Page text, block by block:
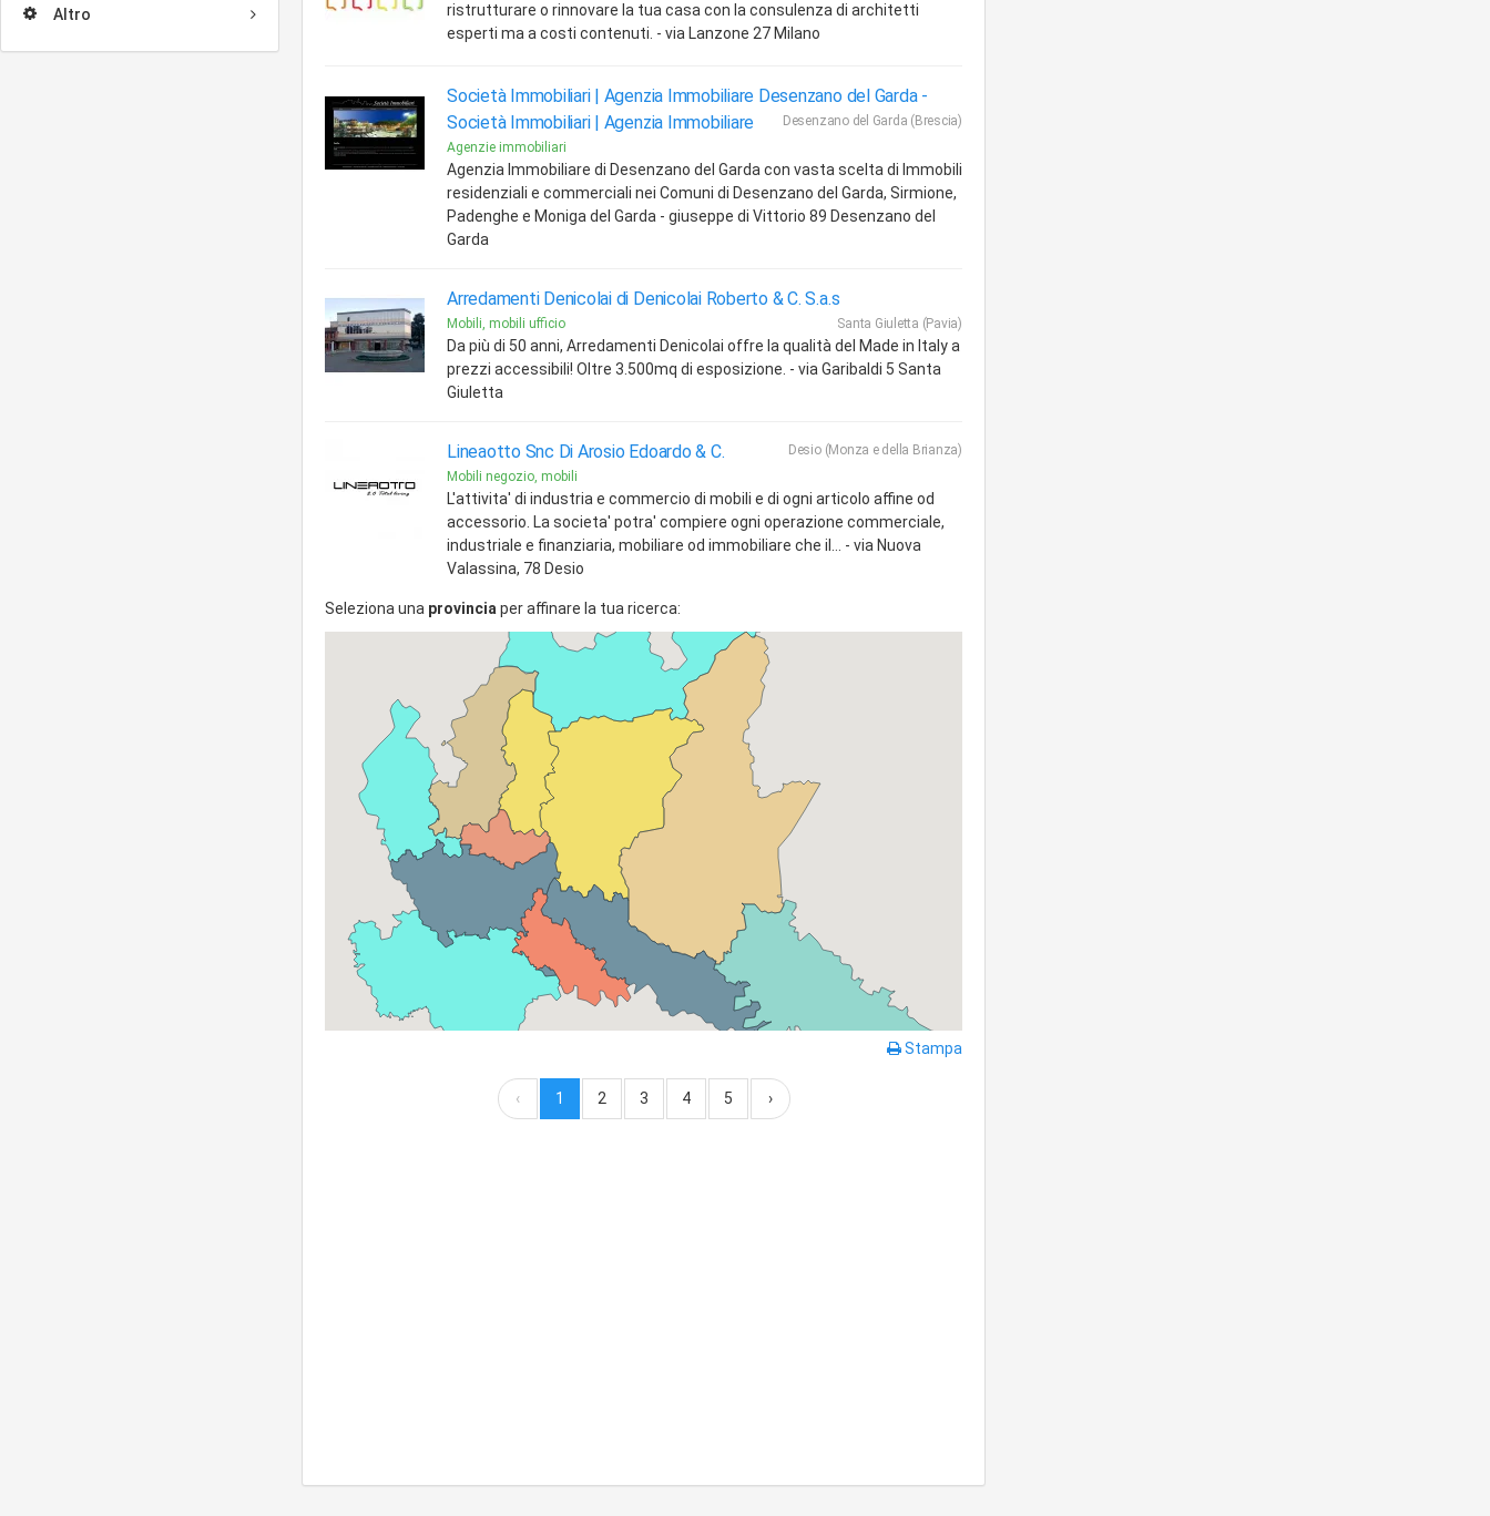
Altro
ristrutturare o rinnovare la tua casa con la consulenza di architetti
esperti ma a costi contenuti. - via Lanzone 27 Milano
Società Immobiliari | Agenzia Immobiliare Desenzano del Garda -
Società Immobiliari | Agenzia Immobiliare
Desenzano del Garda (Brescia)
Agenzie immobiliari
Agenzia Immobiliare di Desenzano del Garda con vasta scelta di Immobili
residenziali e commerciali nei Comuni di Desenzano del Garda, Sirmione,
Padenghe e Moniga del Garda - giuseppe di Vittorio 89 Desenzano del
Garda
Arredamenti Denicolai di Denicolai Roberto & C. S.a.s
Santa Giuletta (Pavia)
Mobili, mobili ufficio
Da più di 50 anni, Arredamenti Denicolai offre la qualità del Made in Italy a
prezzi accessibili! Oltre 3.500mq di esposizione. - via Garibaldi 5 Santa
Giuletta
Lineaotto Snc Di Arosio Edoardo & C.
Desio (Monza e della Brianza)
Mobili negozio, mobili
L'attivita' di industria e commercio di mobili e di ogni articolo affine od
accessorio. La societa' potra' compiere ogni operazione commerciale,
industriale e finanziaria, mobiliare od immobiliare che il... - via Nuova
Valassina, 78 Desio
Seleziona una provincia per affinare la tua ricerca:
Stampa
‹ 1 2 3 4 5 ›